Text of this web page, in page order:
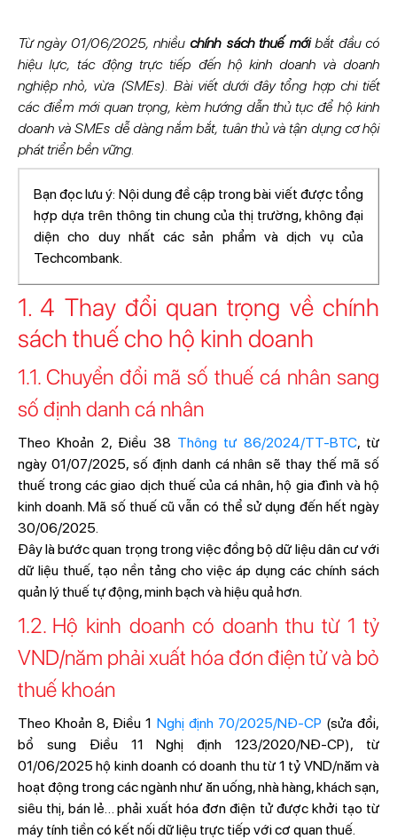
Từ ngày 01/06/2025, nhiềuchính sách thuế mớibắt đầu có
hiệu lực, tác động trực tiếp đến hộ kinh doanh và doanh
nghiệp nhỏ, vừa (SMEs). Bài viết dưới đây tổng hợp chi tiết
các điểm mới quan trọng, kèm hướng dẫn thủ tục để hộ kinh
doanh và SMEs dễ dàng nắm bắt, tuân thủ và tận dụng cơ hội
phát triển bền vững.
Bạn đọc lưu ý: Nội dung đề cập trong bài viết được tổng
hợp dựa trên thông tin chung của thị trường, không đại
diện cho duy nhất các sản phẩm và dịch vụ của
Techcombank.
1. 4 Thay đổi quan trọng về chính
sách thuế cho hộ kinh doanh
1.1. Chuyển đổi mã số thuế cá nhân sang
số định danh cá nhân
Theo Khoản 2, Điều 38 Thông tư 86/2024/TT-BTC, từ
ngày 01/07/2025, số định danh cá nhân sẽ thay thế mã số
thuế trong các giao dịch thuế của cá nhân, hộ gia đình và hộ
kinh doanh. Mã số thuế cũ vẫn có thể sử dụng đến hết ngày
30/06/2025.
Đây là bước quan trọng trong việc đồng bộ dữ liệu dân cư với
dữ liệu thuế, tạo nền tảng cho việc áp dụng các chính sách
quản lý thuế tự động, minh bạch và hiệu quả hơn.
1.2. Hộ kinh doanh có doanh thu từ 1 tỷ
VND/năm phải xuất hóa đơn điện tử và bỏ
thuế khoán
Theo Khoản 8, Điều 1 Nghị định 70/2025/NĐ-CP (sửa đổi,
bổ sung Điều 11 Nghị định 123/2020/NĐ-CP), từ
01/06/2025 hộ kinh doanh có doanh thu từ 1 tỷ VND/năm và
hoạt động trong các ngành như ăn uống, nhà hàng, khách sạn,
siêu thị, bán lẻ… phải xuất hóa đơn điện tử được khởi tạo từ
máy tính tiền có kết nối dữ liệu trực tiếp với cơ quan thuế.